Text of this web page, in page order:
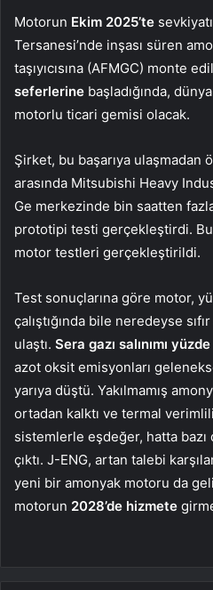
Motorun Ekim 2025’te
Tersanesi’nde inşası süren
taşıyıcısına (AFMGC) monte
seferlerine başladığında,
motorlu ticari gemisi olacak.
Şirket, bu başarıya ulaşmadan
arasında Mitsubishi Heavy
Ge merkezinde bin saatten
prototipi testi gerçekleştirdi.
motor testleri gerçekleştirildi.
Test sonuçlarına göre motor,
çalıştığında bile neredeyse
ulaştı. Sera gazı salınımı
azot oksit emisyonları
yarıya düştü. Yakılmamış
ortadan kalktı ve termal
sistemlerle eşdeğer, hatta
çıktı. J-ENG, artan talebi
yeni bir amonyak motoru da
motorun 2028’de hizmete